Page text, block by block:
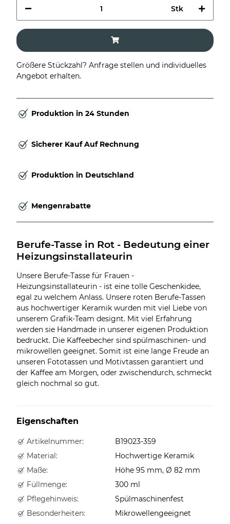
Stk
Größere Stückzahl? Anfrage stellen und individuelles
Angebot erhalten.
Produktion in 24 Stunden
Sicherer Kauf Auf Rechnung
Produktion in Deutschland
Mengenrabatte
Berufe-Tasse in Rot - Bedeutung einer
Heizungsinstallateurin
Unsere Berufe-Tasse für Frauen -
Heizungsinstallateurin - ist eine tolle Geschenkidee,
egal zu welchem Anlass. Unsere roten Berufe-Tassen
aus hochwertiger Keramik wurden mit viel Liebe von
unserem Grafik-Team designt. Mit viel Erfahrung
werden sie Handmade in unserer eigenen Produktion
bedruckt. Die Kaffeebecher sind spülmaschinen- und
mikrowellen geeignet. Somit ist eine lange Freude an
unseren Fototassen und Motivtassen garantiert und
der Kaffee am Morgen, oder zwischendurch, schmeckt
gleich nochmal so gut.
Eigenschaften
Artikelnummer:
B19023-359
Material:
Hochwertige Keramik
Maße:
Höhe 95 mm, Ø 82 mm
Füllmenge:
300 ml
Pflegehinweis:
Spülmaschinenfest
Besonderheiten:
Mikrowellengeeignet